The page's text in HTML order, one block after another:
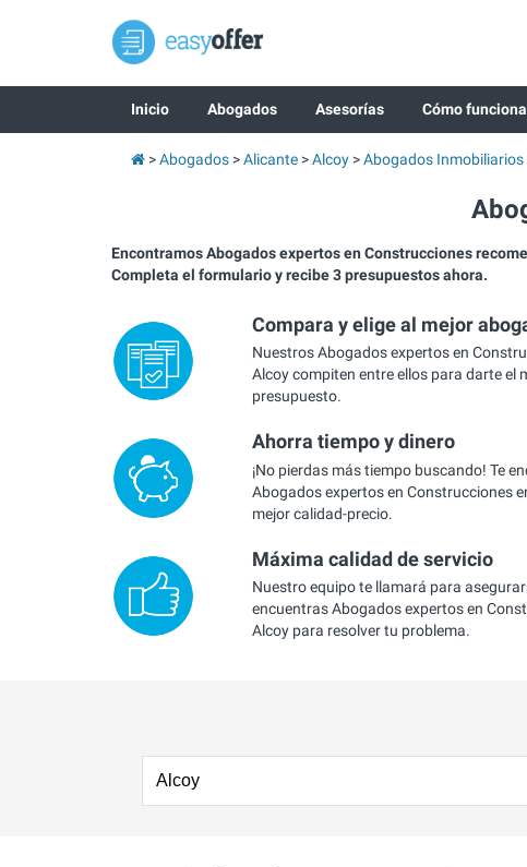
Inicio Abogados Asesorías Cómo funciona
Abogados Alicante Alcoy Abogados Inmobiliarios
Encontramos Abogados expertos en Construcciones
Completa el formulario y recibe 3 presupuestos ahora.
Compara y elige al mejor
Nuestros Abogados expertos en
Alcoy compiten entre ellos para darte el
presupuesto.
Ahorra tiempo y dinero
¡No pierdas más tiempo buscando! Te
Abogados expertos en Construcciones
mejor calidad-precio.
Máxima calidad de servicio
Nuestro equipo te llamará para
encuentras Abogados expertos en
Alcoy para resolver tu problema.